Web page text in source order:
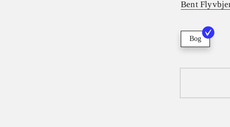
Bent
Bog